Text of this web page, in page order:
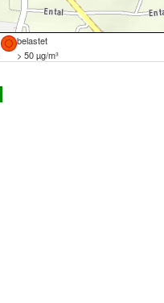
belastet
> 50 µg/m³